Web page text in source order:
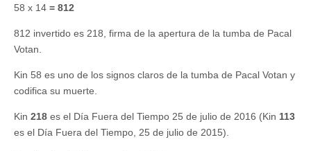
58 x 14 = 812
812 invertido es 218, firma de la apertura de la tumba de Pacal
Votan.
Kin 58 es uno de los signos claros de la tumba de Pacal Votan y
codifica su muerte.
Kin 218 es el Día Fuera del Tiempo 25 de julio de 2016 (Kin 113
es el Día Fuera del Tiempo, 25 de julio de 2015).